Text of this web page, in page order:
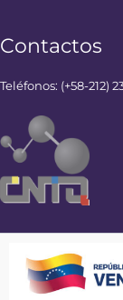
Contactos
Teléfonos: (+58-212)